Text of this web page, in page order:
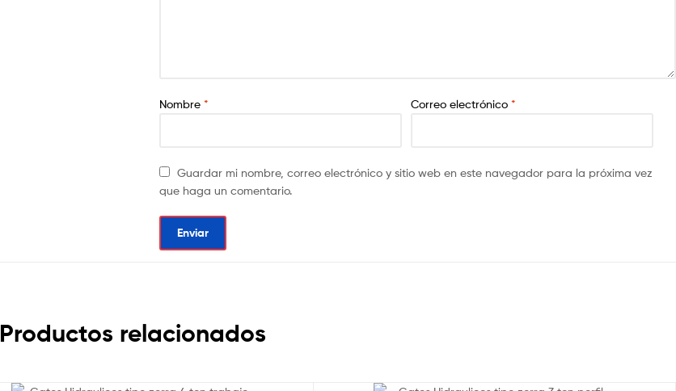
Nombre* Correo electrónico *
Guardar mi nombre, correo electrónico y sitio web en este navegador para la próxima vez
que haga un comentario.
Productos relacionados